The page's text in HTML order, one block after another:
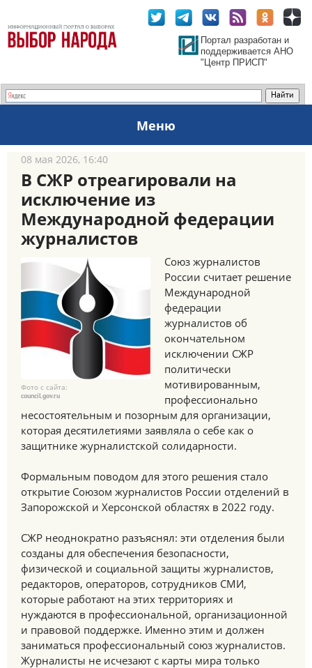
Портал разработан и
поддерживается АНО
"Центр ПРИСП"
Меню
08 мая 2026, 16:40
В СЖР отреагировали на
исключение из
Международной федерации
журналистов
Фото с сайта:
council.gov.ru
Союз журналистов
России считает решение
Международной
федерации
журналистов об
окончательном
исключении СЖР
политически
мотивированным,
профессионально
несостоятельным и позорным для организации,
которая десятилетиями заявляла о себе как о
защитнике журналистской солидарности.
Формальным поводом для этого решения стало
открытие Союзом журналистов России отделений в
Запорожской и Херсонской областях в 2022 году.
СЖР неоднократно разъяснял: эти отделения были
созданы для обеспечения безопасности,
физической и социальной защиты журналистов,
редакторов, операторов, сотрудников СМИ,
которые работают на этих территориях и
нуждаются в профессиональной, организационной
и правовой поддержке. Именно этим и должен
заниматься профессиональный союз журналистов.
Журналисты не исчезают с карты мира только